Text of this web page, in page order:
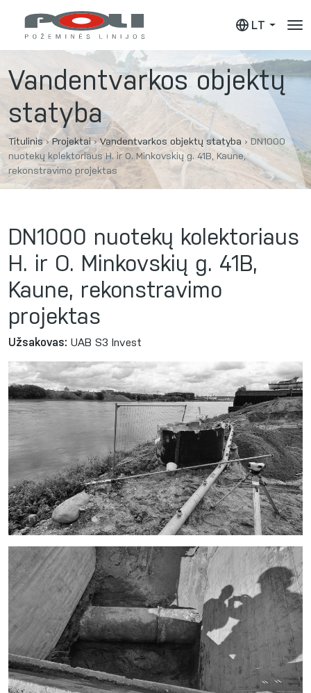
LT
Vandentvarkos objektų
statyba
Titulinis›Projektai›Vandentvarkos objektų statyba ›DN1000
nuotekų kolektoriaus H. ir O. Minkovskių g. 41B, Kaune,
rekonstravimo projektas
DN1000 nuotekų kolektoriaus
H. ir O. Minkovskių g. 41B,
Kaune, rekonstravimo
projektas
Užsakovas: UAB S3 Invest